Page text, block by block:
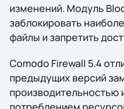
изменений. Модуль
заблокировать
файлы и запретить
Comodo Firewall 5.4
предыдущих версий